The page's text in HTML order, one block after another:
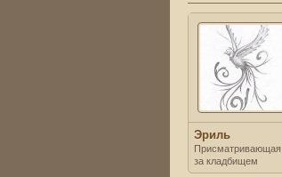
Эриль
Присматривающая
за кладбищем